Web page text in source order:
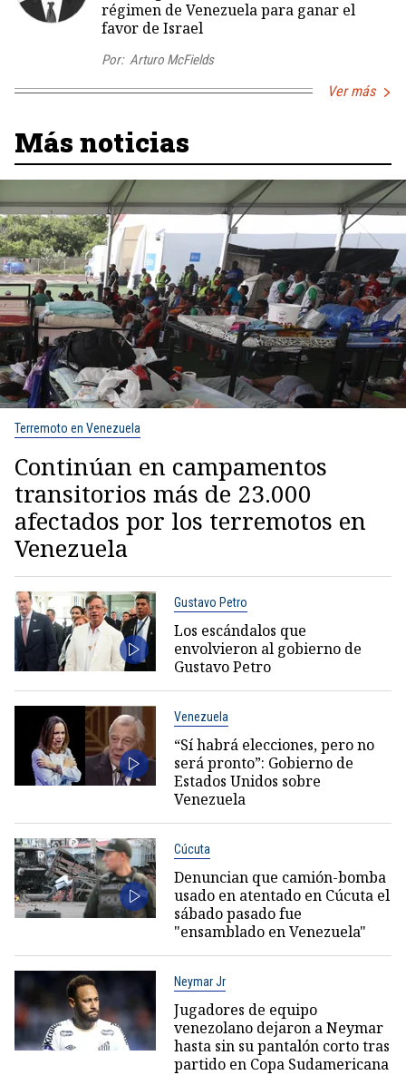
régimen de Venezuela para ganar el
favor de Israel
Por: Arturo McFields
Ver más
Más noticias
Terremoto en Venezuela
Continúan en campamentos
transitorios más de 23.000
afectados por los terremotos en
Venezuela
Gustavo Petro
Los escándalos que
envolvieron al gobierno de
Gustavo Petro
Venezuela
“Sí habrá elecciones, pero no
será pronto”: Gobierno de
Estados Unidos sobre
Venezuela
Cúcuta
Denuncian que camión-bomba
usado en atentado en Cúcuta el
sábado pasado fue
"ensamblado en Venezuela"
Neymar Jr
Jugadores de equipo
venezolano dejaron a Neymar
hasta sin su pantalón corto tras
partido en Copa Sudamericana